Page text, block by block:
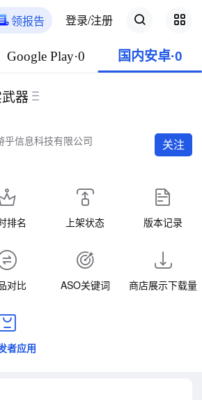
领报告 登录/注册
Google Play·0 国内安卓·0
器
乎信息科技有限公司 关注
排名 上架状态 版本记录
对比 ASO关键词 商店展示下载量
者应用